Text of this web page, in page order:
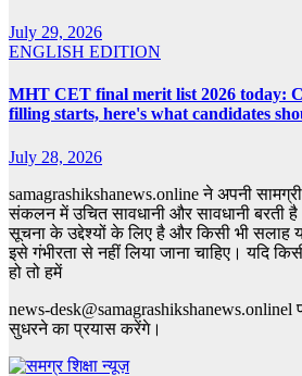
July 29, 2026
ENGLISH EDITION
MHT CET final merit list 2026 today:
filling starts, here's what candidates
July 28, 2026
samagrashikshanews.online ने अपनी
संकलन में उचित सावधानी और सावधानी बरती
सूचना के उद्देश्यों के लिए है और किसी भी सलाह
इसे गंभीरता से नहीं लिया जाना चाहिए। यदि
हो तो हमें
news-
सुधरने का प्रयास करेंगे।